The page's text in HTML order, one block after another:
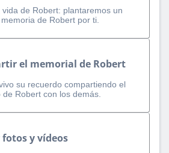
vida de Robert: plantaremos un
de Robert por ti.
el memorial de Robert
su recuerdo compartiendo el
de Robert con los demás.
y vídeos